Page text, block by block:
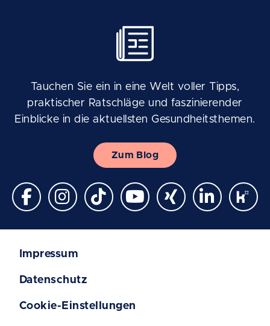
Tauchen Sie ein in eine Welt voller Tipps,
praktischer Ratschläge und faszinierender
Einblicke in die aktuellsten Gesundheitsthemen.
Zum Blog
Impressum
Datenschutz
Cookie-Einstellungen